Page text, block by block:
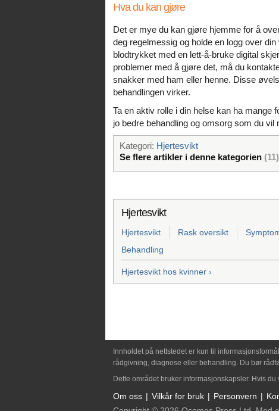
Hva du kan gjøre
Det er mye du kan gjøre hjemme for å
deg regelmessig og holde en logg over
blodtrykket med en lett-å-bruke digital
problemer med å gjøre det, må du
snakker med ham eller henne. Disse
behandlingen virker.
Ta en aktiv rolle i din helse kan ha mange
jo bedre behandling og omsorg som du vil
Kategori: Hjertesvikt
Se flere artikler i denne kategorien (11)
Hjertesvikt
Hjertesvikt Rask oversikt
Behandling
Hjertesvikt hos kvinner ›
Innholdet på nettstedet er kun til
rådgivning, diagnose eller behandling. Du bør
Dette området bruker informasjonskapsler. Hvis
Om oss Vilkår for bruk Personvern